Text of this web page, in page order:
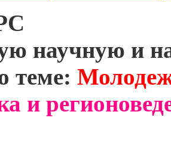
научную и
теме:
и